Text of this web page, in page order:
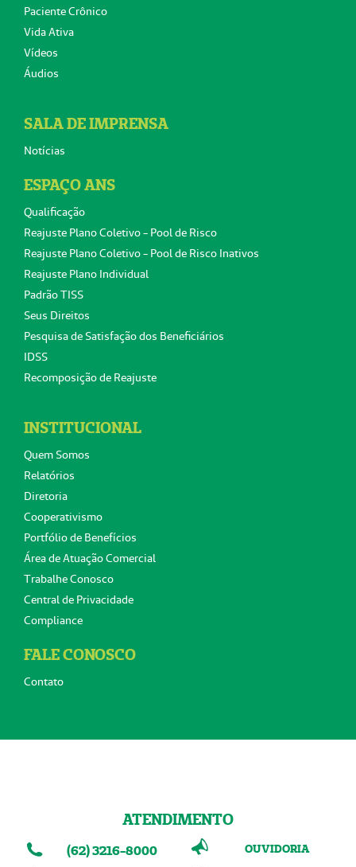
Paciente Crônico
Vida Ativa
Vídeos
Áudios
SALA DE IMPRENSA
Notícias
ESPAÇO ANS
Qualificação
Reajuste Plano Coletivo - Pool de Risco
Reajuste Plano Coletivo - Pool de Risco Inativos
Reajuste Plano Individual
Padrão TISS
Seus Direitos
Pesquisa de Satisfação dos Beneficiários
IDSS
Recomposição de Reajuste
INSTITUCIONAL
Quem Somos
Relatórios
Diretoria
Cooperativismo
Portfólio de Benefícios
Área de Atuação Comercial
Trabalhe Conosco
Central de Privacidade
Compliance
FALE CONOSCO
Contato
ATENDIMENTO
(62) 3216-8000
OUVIDORIA